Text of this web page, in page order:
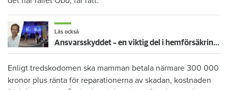
Läs också
Ansvarsskyddet – en viktig del i hemförsäkringen
Enligt tredskodomen ska mamman betala närmare 300 000
kronor plus ränta för reparationerna av skadan, kostnaden